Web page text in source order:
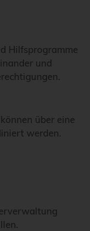
Hilfsprogramme
und
über eine
werden.